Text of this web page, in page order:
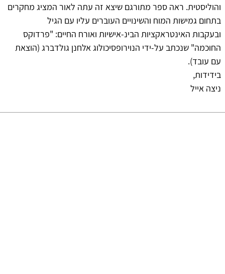
והוליסטית. ראה ספר מתורגם שיצא זה עתה לאור המציג מחקרים
בתחום גמישות המוח והשינויים העוברים עליו עם הגיל
ובעקבות האינטראקציות הבינ-אישיות ואורח החיים: "פרדוקס
החוכמה" שנכתב על-ידי הנוירופסיכולוג אלחנן גולדברג (הוצאת
עם עובד).
בידידות,
ניצה אייל